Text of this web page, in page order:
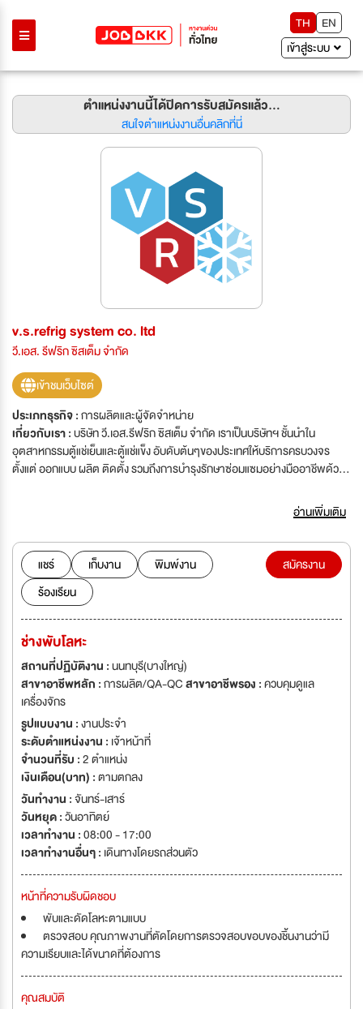
TH
EN
เข้าสู่ระบบ
ตำแหน่งงานนี้ได้ปิดการรับสมัครแล้ว...
สนใจตำแหน่งงานอื่นคลิกที่นี่
v.s.refrig system co. ltd
วี.เอส. รีฟริก ซิสเต็ม จำกัด
เข้าชมเว็บไซต์
ประเภทธุรกิจ :การผลิตและผู้จัดจำหน่าย
เกี่ยวกับเรา :บริษัท วี.เอส.รีฟริก ซิสเต็ม จำกัด เราเป็นบริษัทฯ ชั้นนำใน
อุตสาหกรรมตู้แช่เย็นและตู้แช่แข็ง อับดับต้นๆของประเทศให้บริการครบวงจร
ตั้งแต่ ออกแบบ ผลิต ติดตั้ง รวมถึงการบำรุงรักษาซ่อมแซมอย่างมืออาชีพด้วย
ประเทศเช่น Lotus, Makro, TOPS, Big C และกำลังขยายฐานลูกค้า ไปยังห้า
งอื่นๆ อย่างต่อเนื่อง บริษัทฯมีความมั่นคง กำลังต้องการผู้ร่วมงานที่มีพลังเพื่อ
สร้างความแข็งแกร่งให้กับธุรกิจของเรา
อ่านเพิ่มเติม
แชร์ เก็บงาน
พิมพ์งาน
ร้องเรียน
สมัครงาน
ช่างพับโลหะ
สถานที่ปฏิบัติงาน :นนทบุรี(บางใหญ่)
สาขาอาชีพหลัก :การผลิต/QA-QCสาขาอาชีพรอง :ควบคุมดูแล
เครื่องจักร
รูปแบบงาน :งานประจำ
ระดับตำแหน่งงาน : เจ้าหน้าที่
จำนวนที่รับ :2 ตำแหน่ง
เงินเดือน(บาท) :ตามตกลง
วันทำงาน :จันทร์-เสาร์
วันหยุด :วันอาทิตย์
เวลาทำงาน :08:00 - 17:00
เวลาทำงานอื่นๆ : เดินทางโดยรถส่วนตัว
หน้าที่ความรับผิดชอบ
พับและดัดโลหะตามแบบ
ตรวจสอบ คุณภาพงานที่ตัดโดยการตรวจสอบขอบของชิ้นงานว่ามี
ความเรียบและได้ขนาดที่ต้องการ
คุณสมบัติ